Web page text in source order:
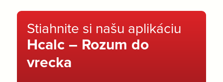
Stiahnite si našu aplikáciu
Hcalc – Rozum do
vrecka